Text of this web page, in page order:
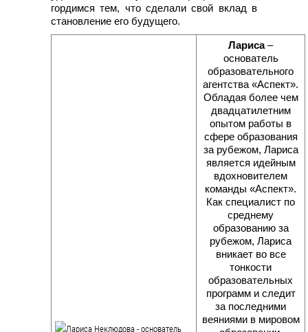
гордимся тем, что сделали свой вклад в
становление его будущего.
Лариса–
основатель
образовательного
агентства «Аспект».
Обладая более чем
двадцатилетним
опытом работы в
сфере образования
за рубежом, Лариса
является идейным
вдохновителем
команды «Аспект».
Как специалист по
среднему
образованию за
рубежом, Лариса
вникает во все
тонкости
образовательных
программ и следит
за последними
веяниями в мировом